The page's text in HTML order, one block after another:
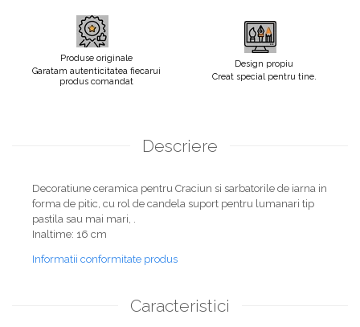
Produse originale
Garatam autenticitatea fiecarui
produs comandat
Design propiu
Creat special pentru tine.
Descriere
Decoratiune ceramica pentru Craciun si sarbatorile de iarna in
forma de pitic, cu rol de candela suport pentru lumanari tip
pastila sau mai mari, .
Inaltime: 16 cm
Informatii conformitate produs
Caracteristici